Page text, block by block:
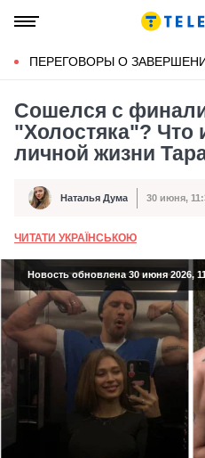
ПЕРЕГОВОРЫ О
Сошелся с
"Холостяка"? Что
личной жизни
Автор Наталья Дума
Дата публикации 30 июня,
ЧИТАТИ УКРАЇНСЬКОЮ
Новость обновлена 30 июня 2026,